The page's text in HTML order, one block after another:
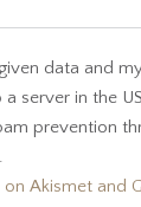
data and
server in the
prevention
Akismet and